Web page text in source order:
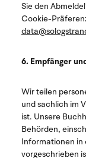
Sie den
Cookie-
6. Empfänger
Wir teilen
und sachlich im
ist. Unsere
Behörden,
Informationen in
vorgeschrieben